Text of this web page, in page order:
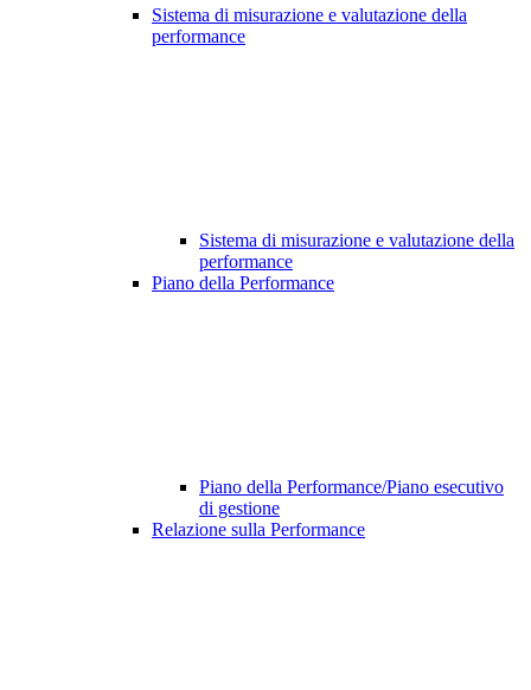
Sistema di misurazione e valutazione della
performance
Sistema di misurazione e valutazione della
performance
Piano della Performance
Piano della Performance/Piano esecutivo
di gestione
Relazione sulla Performance